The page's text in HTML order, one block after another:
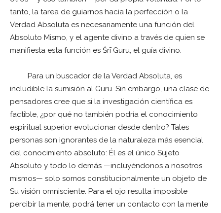
tanto, la tarea de guiarnos hacia la perfección o la
Verdad Absoluta es necesariamente una función del
Absoluto Mismo, y el agente divino a través de quien se
manifiesta esta función es Śrī Guru, el guía divino.
Para un buscador de la Verdad Absoluta, es
ineludible la sumisión al Guru. Sin embargo, una clase de
pensadores cree que si la investigación científica es
factible, ¿por qué no también podría el conocimiento
espiritual superior evolucionar desde dentro? Tales
personas son ignorantes de la naturaleza más esencial
del conocimiento absoluto: Él es el único Sujeto
Absoluto y todo lo demás —incluyéndonos a nosotros
mismos— solo somos constitucionalmente un objeto de
Su visión omnisciente. Para el ojo resulta imposible
percibir la mente; podrá tener un contacto con la mente